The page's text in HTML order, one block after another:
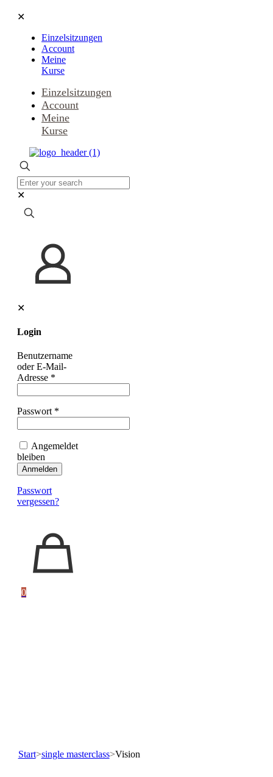
✕
Einzelsitzungen
Account
Meine
Kurse
Einzelsitzungen
Account
Meine
Kurse
✕
✕
Login
Benutzername
oder E-Mail-
Adresse *
Passwort *
Angemeldet
bleiben
Anmelden
Passwort
vergessen?
0
Start>single masterclass>Vision